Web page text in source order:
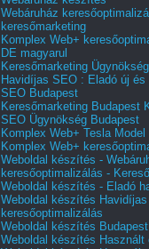
Webáruház
keresőmarketing
Komplex Web+
DE magyarul
Keresőmarketing
Havidíjas SEO : Eladó új
SEO Budapest
Keresőmarketing Budapest
SEO Ügynökség Budapest
Komplex Web+ Tesla Model
Komplex Web+
Weboldal készítés -
keresőoptimalizálás -
Weboldal készítés - Eladó
Weboldal készítés Havidíjas
keresőoptimalizálás
Weboldal készítés
Weboldal készítés Használt